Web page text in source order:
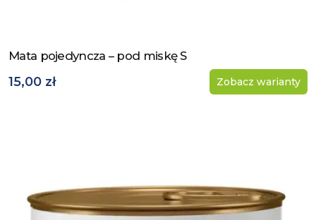
Zobacz produkt
Mata pojedyncza – pod miskę S
15,00 zł Zobacz warianty